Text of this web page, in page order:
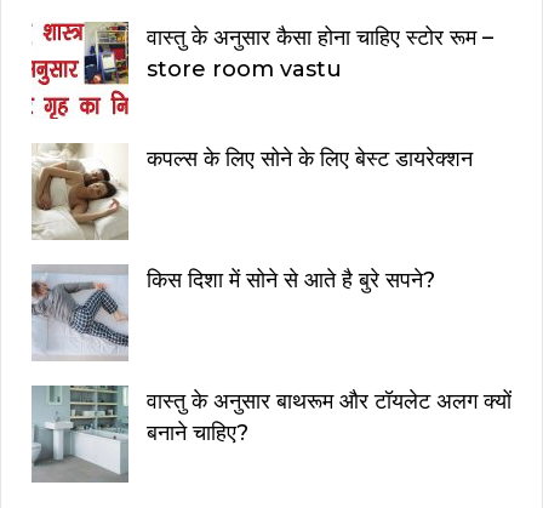
वास्तु के अनुसार कैसा होना चाहिए स्टोर रूम –
store room vastu
कपल्स के लिए सोने के लिए बेस्ट डायरेक्शन
किस दिशा में सोने से आते है बुरे सपने?
वास्तु के अनुसार बाथरूम और टॉयलेट अलग क्यों
बनाने चाहिए?